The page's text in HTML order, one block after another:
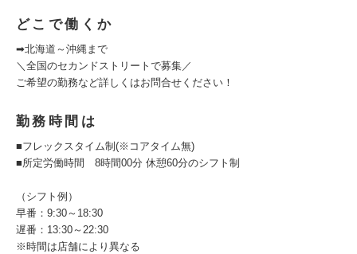
どこで働くか
➡北海道～沖縄まで
＼全国のセカンドストリートで募集／
ご希望の勤務など詳しくはお問合せください！
勤務時間は
■フレックスタイム制(※コアタイム無)
■所定労働時間 8時間00分 休憩60分のシフト制
（シフト例）
早番：9:30～18:30
遅番：13:30～22:30
※時間は店舗により異なる